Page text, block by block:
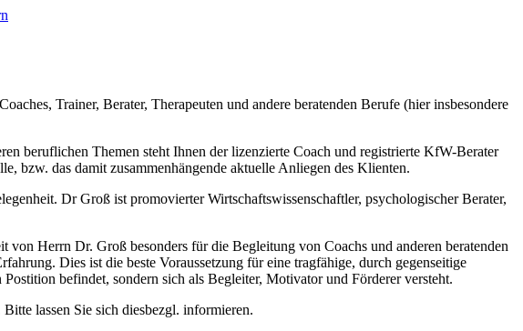
Trainer, Berater, Therapeuten und andere beratenden Berufe (hier insbesondere
beruflichen Themen steht Ihnen der lizenzierte Coach und registrierte KfW-Berater
bzw. das damit zusammenhängende aktuelle Anliegen des Klienten.
Dr Groß ist promovierter Wirtschaftswissenschaftler, psychologischer Berater,
Herrn Dr. Groß besonders für die Begleitung von Coachs und anderen beratenden
Dies ist die beste Voraussetzung für eine tragfähige, durch gegenseitige
befindet, sondern sich als Begleiter, Motivator und Förderer versteht.
lassen Sie sich diesbezgl. informieren.